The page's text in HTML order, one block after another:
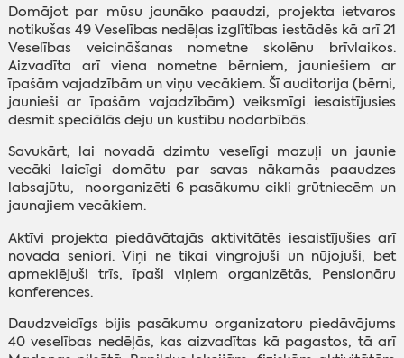
Domājot par mūsu jaunāko paaudzi, projekta ietvaros
notikušas 49 Veselības nedēļas izglītības iestādēs kā arī 21
Veselības veicināšanas nometne skolēnu brīvlaikos.
Aizvadīta arī viena nometne bērniem, jauniešiem ar
īpašām vajadzībām un viņu vecākiem. Šī auditorija (bērni,
jaunieši ar īpašām vajadzībām) veiksmīgi iesaistījusies
desmit speciālās deju un kustību nodarbībās.
Savukārt, lai novadā dzimtu veselīgi mazuļi un jaunie
vecāki laicīgi domātu par savas nākamās paaudzes
labsajūtu, noorganizēti 6 pasākumu cikli grūtniecēm un
jaunajiem vecākiem.
Aktīvi projekta piedāvātajās aktivitātēs iesaistījušies arī
novada seniori. Viņi ne tikai vingrojuši un nūjojuši, bet
apmeklējuši trīs, īpaši viņiem organizētās, Pensionāru
konferences.
Daudzveidīgs bijis pasākumu organizatoru piedāvājums
40 veselības nedēļās, kas aizvadītas kā pagastos, tā arī